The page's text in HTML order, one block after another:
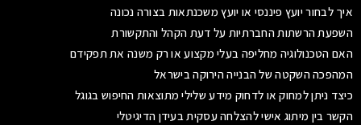
איך לבחור יועץ פיננסי או יועץ משכנתאות בצורה נכונה
השפעת הרשתות החברתיות על דעת הקהל והתקשורת
האם הטכנולוגיה מחליפה בעלי מקצוע או רק משנה את תפקידם
המהפכה השקטה של הבנייה הירוקה בישראל
כיצד ניתן למחוק או לדחוק מידע שלילי מתוצאות החיפוש בגוגל
הקשר בין מיתוג אישי להצלחה עסקית בעידן הדיגיטלי